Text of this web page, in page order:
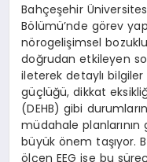
Bahçeşehir
Bölümü’nde görev
nörogelişimsel
doğrudan etkileyen
ileterek detaylı
güçlüğü, dikkat
(DEHB) gibi
müdahale
büyük önem taşıyor.
ölçen EEG ise bu